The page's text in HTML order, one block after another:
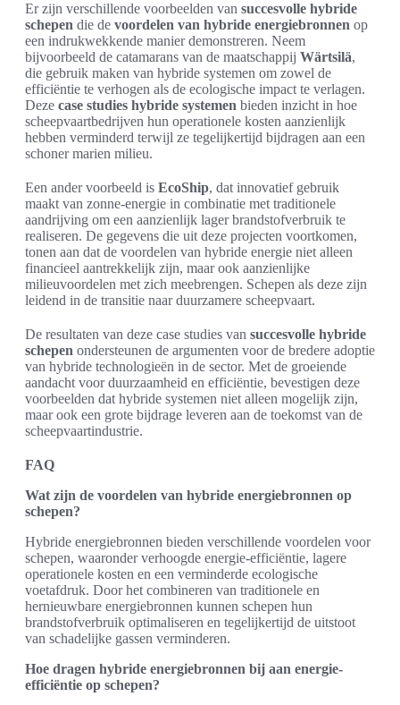
Er zijn verschillende voorbeelden van succesvolle hybride
schepen die de voordelen van hybride energiebronnen op
een indrukwekkende manier demonstreren. Neem
bijvoorbeeld de catamarans van de maatschappij Wärtsilä,
die gebruik maken van hybride systemen om zowel de
efficiëntie te verhogen als de ecologische impact te verlagen.
Deze case studies hybride systemen bieden inzicht in hoe
scheepvaartbedrijven hun operationele kosten aanzienlijk
hebben verminderd terwijl ze tegelijkertijd bijdragen aan een
schoner marien milieu.
Een ander voorbeeld is EcoShip, dat innovatief gebruik
maakt van zonne-energie in combinatie met traditionele
aandrijving om een aanzienlijk lager brandstofverbruik te
realiseren. De gegevens die uit deze projecten voortkomen,
tonen aan dat de voordelen van hybride energie niet alleen
financieel aantrekkelijk zijn, maar ook aanzienlijke
milieuvoordelen met zich meebrengen. Schepen als deze zijn
leidend in de transitie naar duurzamere scheepvaart.
De resultaten van deze case studies van succesvolle hybride
schepen ondersteunen de argumenten voor de bredere adoptie
van hybride technologieën in de sector. Met de groeiende
aandacht voor duurzaamheid en efficiëntie, bevestigen deze
voorbeelden dat hybride systemen niet alleen mogelijk zijn,
maar ook een grote bijdrage leveren aan de toekomst van de
scheepvaartindustrie.
FAQ
Wat zijn de voordelen van hybride energiebronnen op
schepen?
Hybride energiebronnen bieden verschillende voordelen voor
schepen, waaronder verhoogde energie-efficiëntie, lagere
operationele kosten en een verminderde ecologische
voetafdruk. Door het combineren van traditionele en
hernieuwbare energiebronnen kunnen schepen hun
brandstofverbruik optimaliseren en tegelijkertijd de uitstoot
van schadelijke gassen verminderen.
Hoe dragen hybride energiebronnen bij aan energie-
efficiëntie op schepen?